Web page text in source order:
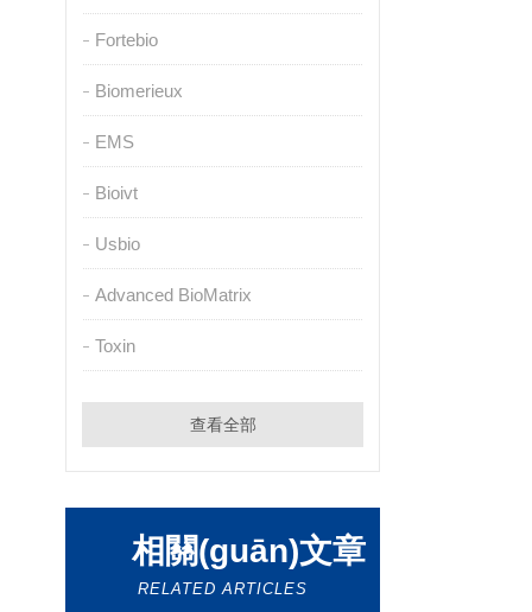
Fortebio
Biomerieux
EMS
Bioivt
Usbio
Advanced BioMatrix
Toxin
查看全部
相關(guān)文章
RELATED ARTICLES